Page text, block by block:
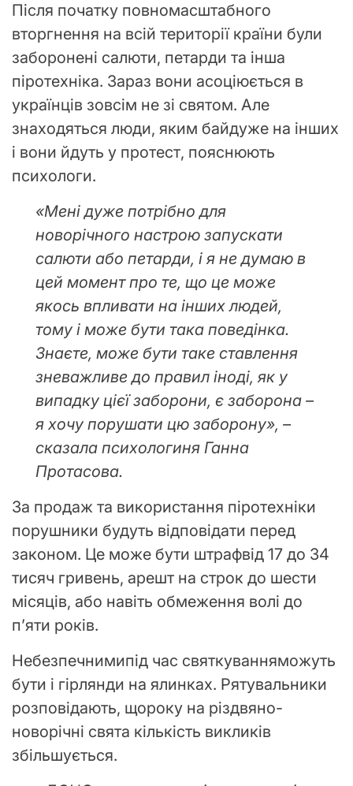
Після початку повномасштабного
вторгнення на всій території країни були
заборонені салюти, петарди та інша
піротехніка. Зараз вони асоціюється в
українців зовсім не зі святом. Але
знаходяться люди, яким байдуже на інших
і вони йдуть у протест, пояснюють
психологи.
«Мені дуже потрібно для
новорічного настрою запускати
салюти або петарди, і я не думаю в
цей момент про те, що це може
якось впливати на інших людей,
тому і може бути така поведінка.
Знаєте, може бути таке ставлення
зневажливе до правил іноді, як у
випадку цієї заборони, є заборона –
я хочу порушати цю заборону», –
сказала психологиня Ганна
Протасова.
За продаж та використання піротехніки
порушники будуть відповідати перед
законом. Це може бути штрафвід 17 до 34
тисяч гривень, арешт на строк до шести
місяців, або навіть обмеження волі до
п’яти років.
Небезпечнимипід час святкуванняможуть
бути і гірлянди на ялинках. Рятувальники
розповідають, щороку на різдвяно-
новорічні свята кількість викликів
збільшується.